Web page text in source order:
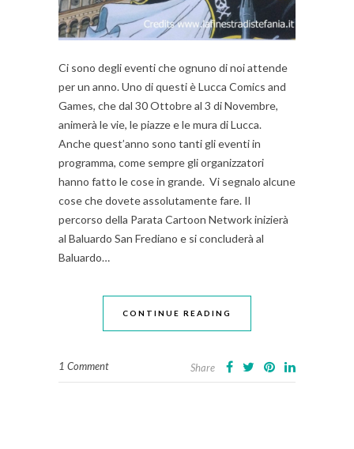
Ci sono degli eventi che ognuno di noi attende
per un anno. Uno di questi è Lucca Comics and
Games, che dal 30 Ottobre al 3 di Novembre,
animerà le vie, le piazze e le mura di Lucca.
Anche quest’anno sono tanti gli eventi in
programma, come sempre gli organizzatori
hanno fatto le cose in grande. Vi segnalo alcune
cose che dovete assolutamente fare. Il
percorso della Parata Cartoon Network inizierà
al Baluardo San Frediano e si concluderà al
Baluardo…
CONTINUE READING
1 Comment Share